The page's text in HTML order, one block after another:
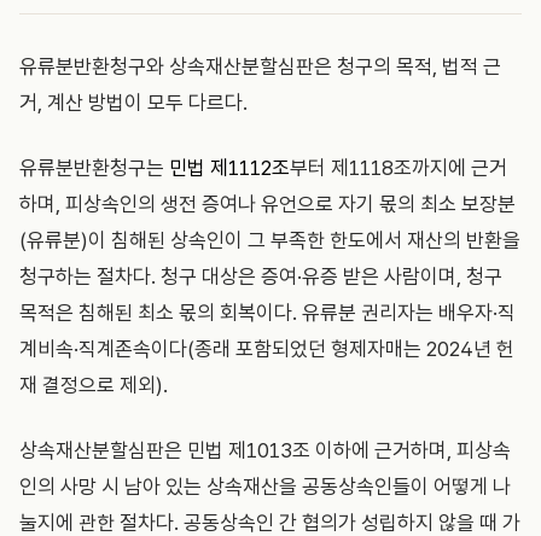
유류분반환청구와 상속재산분할심판은 청구의 목적, 법적 근
거, 계산 방법이 모두 다르다.
유류분반환청구는 민법 제1112조부터 제1118조까지에 근거
하며, 피상속인의 생전 증여나 유언으로 자기 몫의 최소 보장분
(유류분)이 침해된 상속인이 그 부족한 한도에서 재산의 반환을
청구하는 절차다. 청구 대상은 증여·유증 받은 사람이며, 청구
목적은 침해된 최소 몫의 회복이다. 유류분 권리자는 배우자·직
계비속·직계존속이다(종래 포함되었던 형제자매는 2024년 헌
재 결정으로 제외).
상속재산분할심판은 민법 제1013조 이하에 근거하며, 피상속
인의 사망 시 남아 있는 상속재산을 공동상속인들이 어떻게 나
눌지에 관한 절차다. 공동상속인 간 협의가 성립하지 않을 때 가